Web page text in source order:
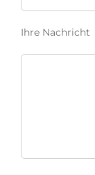
Ihre Nachricht